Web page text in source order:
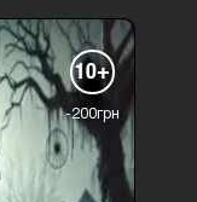
10+
-200грн